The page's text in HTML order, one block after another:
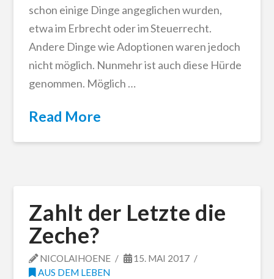
schon einige Dinge angeglichen wurden,
etwa im Erbrecht oder im Steuerrecht.
Andere Dinge wie Adoptionen waren jedoch
nicht möglich. Nunmehr ist auch diese Hürde
genommen. Möglich …
Read More
Zahlt der Letzte die
Zeche?
NICOLAIHOENE
15. MAI 2017
AUS DEM LEBEN